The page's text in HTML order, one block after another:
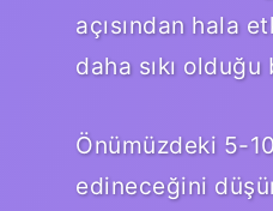
açısından hala
daha sıkı
Önümüzdeki 5-
edineceğini